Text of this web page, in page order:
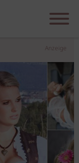
Anzeige